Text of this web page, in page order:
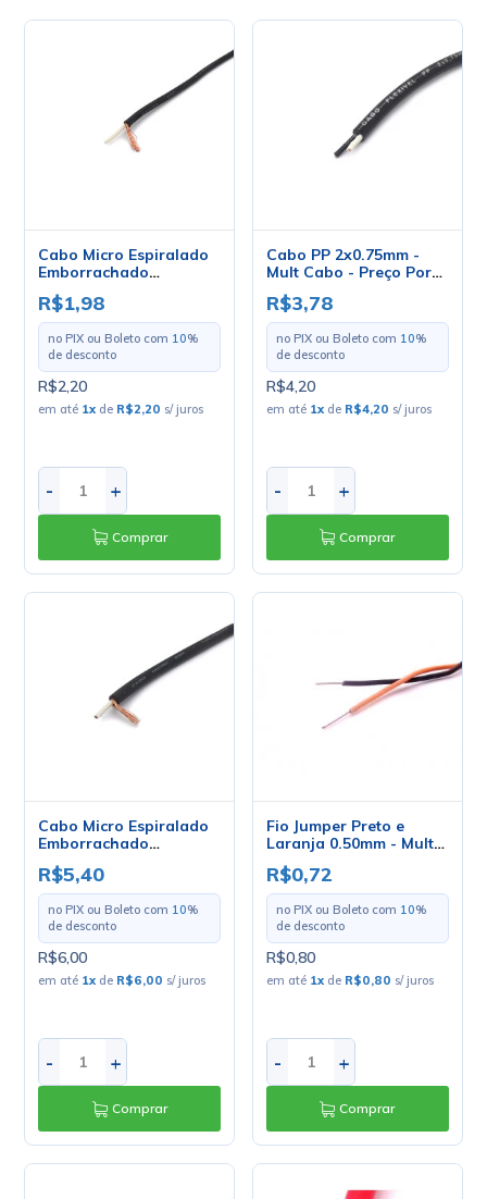
Cabo Micro Espiralado
Emborrachado
Preço Por Metro
R$1,98
no PIX ou Boleto com 10%
de desconto
R$2,20
em até 1x de R$2,20 s/ juros
- +
Comprar
Cabo PP 2x0.75mm -
Mult Cabo - Preço Por
R$3,78
no PIX ou Boleto com 10%
de desconto
R$4,20
em até 1x de R$4,20 s/ juros
- +
Comprar
Cabo Micro Espiralado
Emborrachado
1x0.75mm - Mult Cabo -
Preço Por Metro
R$5,40
no PIX ou Boleto com 10%
de desconto
R$6,00
em até 1x de R$6,00 s/ juros
- +
Comprar
Fio Jumper Preto e
Laranja 0.50mm - Mult
Cabo - Preço Por Metro
R$0,72
no PIX ou Boleto com 10%
de desconto
R$0,80
em até 1x de R$0,80 s/ juros
- +
Comprar